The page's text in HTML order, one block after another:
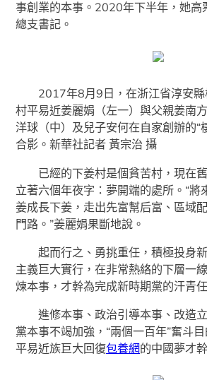
事創業的本事。2020年下半年，她高
總支書記。
2017年8月9日，在浙江省淳安縣
村平易近姜麗娟（左一）與父親姜南
洋球（中）及兒子安何在自家創辦的“
合影。新華社記者 黃宗治 攝
已經的下姜村是個貧苦村，現在
立著六個年夜字：夢開端的處所。“將
姜成長下姜，走出先富幫后富、區域
門路。”姜麗娟果斷地說。
起而行之、勇挑重任，積極投身
主義巨大實行，在非常熱絡的下層一
煉本事，才幹為完成新時期黨的汗青
進修本事、政治引導本事、改造
黨本事不竭加強，“兩個一百年”奮斗
平易近族巨大回復包養網的中國夢才